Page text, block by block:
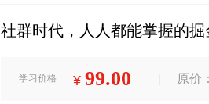
社群时代，人人都能掌握的掘
学习价格 ¥ 99.00 原价